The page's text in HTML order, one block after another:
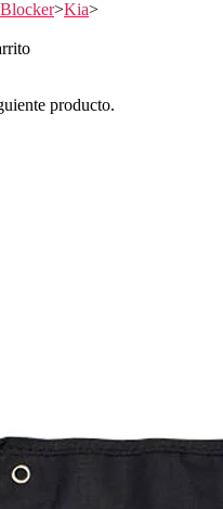
>Kia>
producto.